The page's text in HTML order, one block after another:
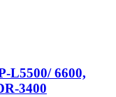
L5500/ 6600,
3400